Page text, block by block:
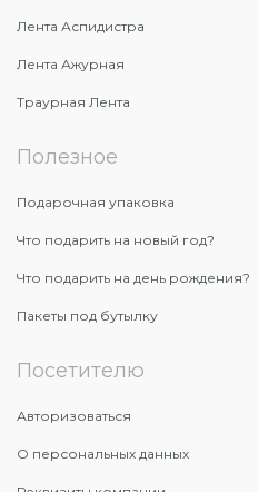
Лента Аспидистра
Лента Ажурная
Траурная Лента
Полезное
Подарочная упаковка
Что подарить на новый год?
Что подарить на день рождения?
Пакеты под бутылку
Посетителю
Авторизоваться
О персональных данных